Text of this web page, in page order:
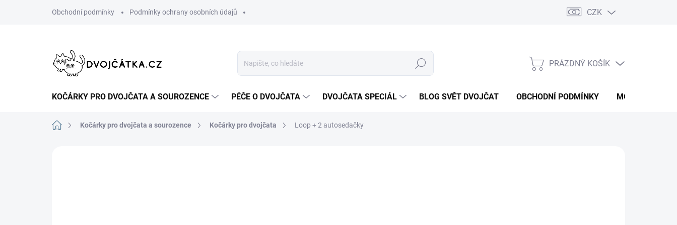
Obchodní podmínky Podmínky ochrany osobních údajů CZK
Hledat
NÁKUPNÍ
PRÁZDNÝ KOŠÍK
KOČÁRKY PRO DVOJČATA A SOUROZENCE PÉČE O DVOJČATA DVOJČATA SPECIÁL BLOG SVĚT DVOJČAT OBCHODNÍ PODMÍNKY MOJE
Domů Kočárky pro dvojčata a sourozence Kočárky pro dvojčata Loop + 2 autosedačky